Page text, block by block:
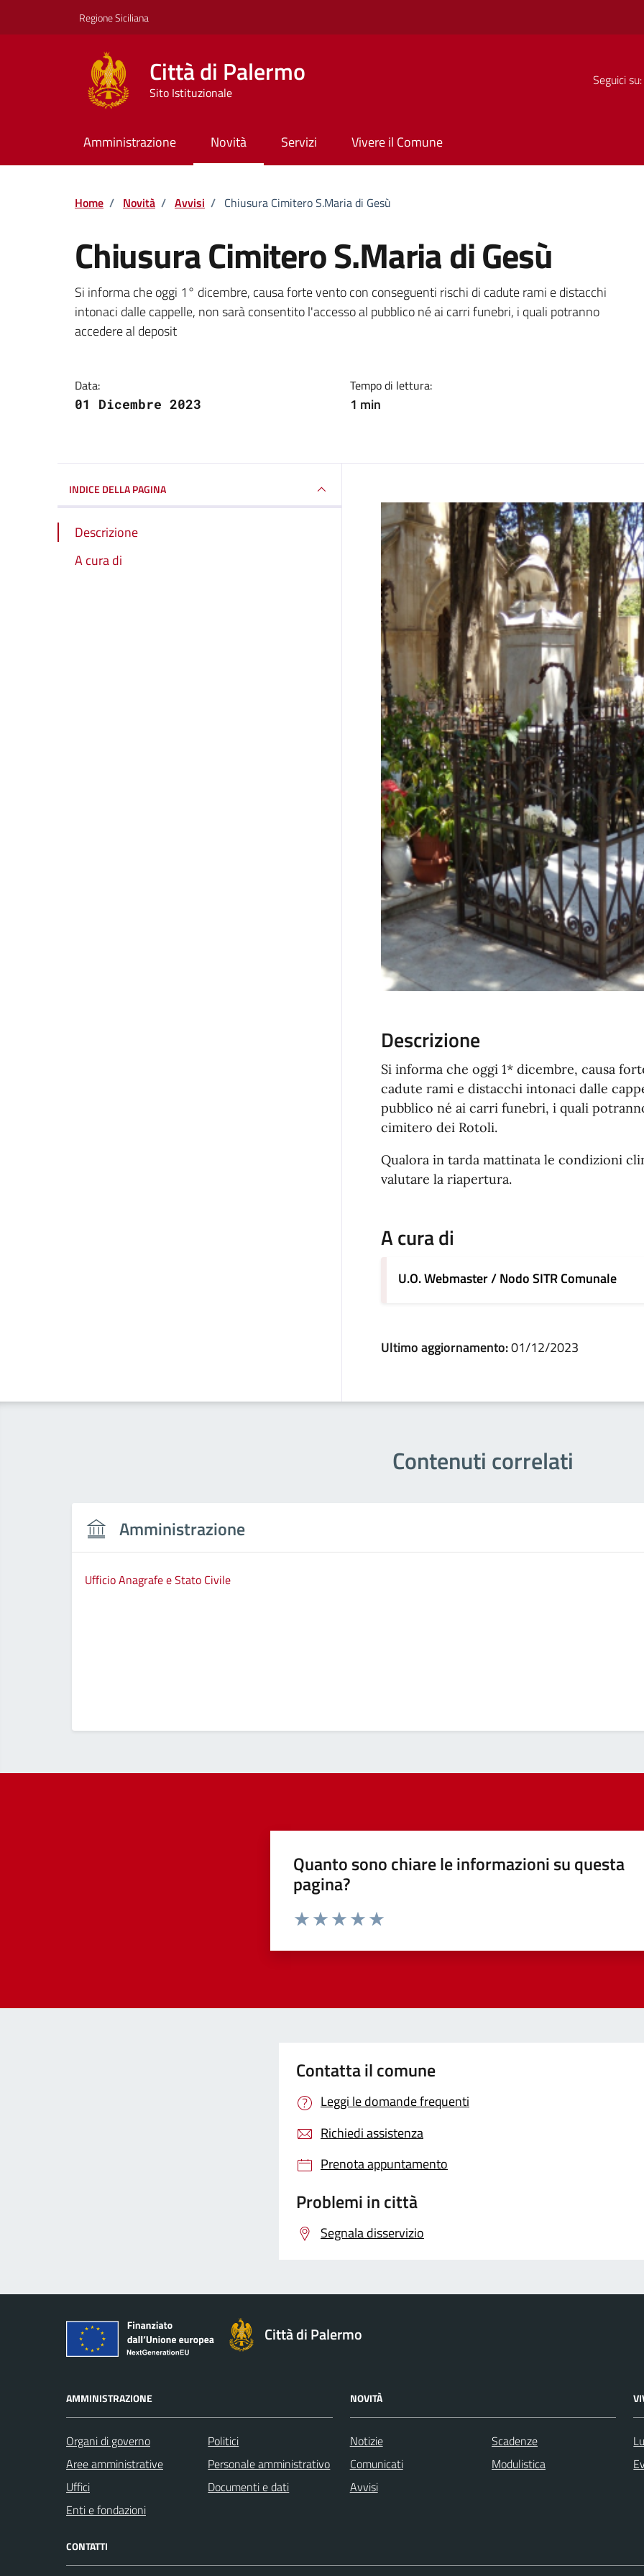
Regione Siciliana
Città di Palermo
Sito Istituzionale
Seguici su:
Amministrazione Novità Servizi Vivere il Comune
Home / Novità / Avvisi / Chiusura Cimitero S.Maria di Gesù
Chiusura Cimitero S.Maria di Gesù
Dettagli della notizia
Si informa che oggi 1° dicembre, causa forte vento con conseguenti rischi di cadute rami e distacchi
intonaci dalle cappelle, non sarà consentito l'accesso al pubblico né ai carri funebri, i quali potranno
accedere al deposit
Data:
01 Dicembre 2023
Tempo di lettura:
1 min
INDICE DELLA PAGINA
Descrizione
A cura di
Descrizione
Si informa che oggi 1* dicembre, causa
cadute rami e distacchi intonaci dalle
pubblico né ai carri funebri, i quali
cimitero dei Rotoli.
Qualora in tarda mattinata le condizioni
valutare la riapertura.
A cura di
U.O. Webmaster / Nodo SITR Comunale
Ultimo aggiornamento:01/12/2023
Contenuti correlati
Amministrazione
Ufficio Anagrafe e Stato Civile
Quanto sono chiare le informazioni su questa
pagina?
Contatta il comune
Leggi le domande frequenti
Richiedi assistenza
Prenota appuntamento
Problemi in città
Segnala disservizio
Città di Palermo
AMMINISTRAZIONE
Organi di governo
Aree amministrative
Uffici
Enti e fondazioni
Politici
Personale amministrativo
Documenti e dati
NOVITÀ
Notizie
Comunicati
Avvisi
Scadenze
Modulistica
CONTATTI